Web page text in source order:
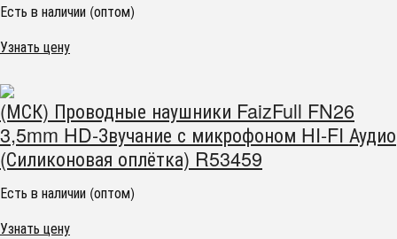
Есть в наличии (оптом)
Узнать цену
(МСК) Проводные наушники FaizFull FN26
3,5mm HD-Звучание с микрофоном HI-FI Аудио
(Силиконовая оплётка) R53459
Есть в наличии (оптом)
Узнать цену